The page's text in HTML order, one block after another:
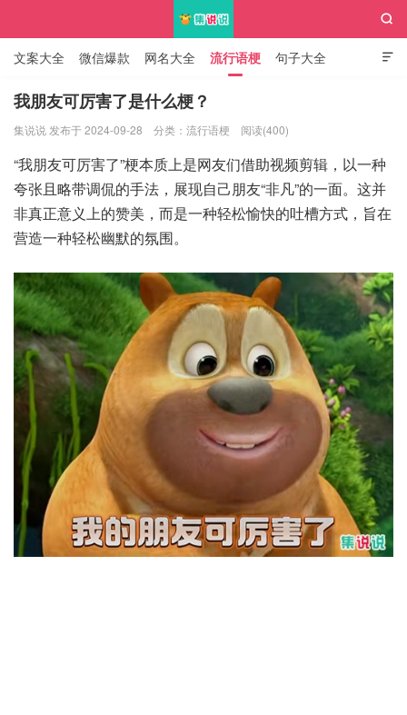

文案大全 微信爆款 网名大全 流行语梗 句子大全
知识大全

我朋友可厉害了是什么梗？
集说说 发布于 2024-09-28 分类： 流行语梗 阅读(400)
“我朋友可厉害了”梗本质上是网友们借助视频剪辑，以一种
夸张且略带调侃的手法，展现自己朋友“非凡”的一面。这并
非真正意义上的赞美，而是一种轻松愉快的吐槽方式，旨在
营造一种轻松幽默的氛围。